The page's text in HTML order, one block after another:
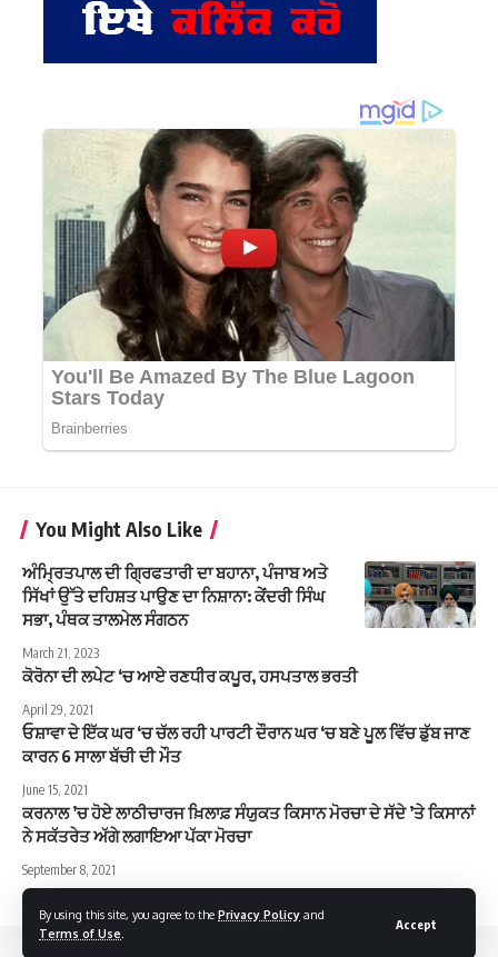
By using this site, you agree to the Privacy Policy and
Terms of Use
Accept
You Might Also Like
ਅੰਮ੍ਰਿਤਪਾਲ ਦੀ ਗ੍ਰਿਫਤਾਰੀ ਦਾ ਬਹਾਨਾ, ਪੰਜਾਬ ਅਤੇ
ਸਿੱਖਾਂ ਉੱਤੇ ਦਹਿਸ਼ਤ ਪਾਉਣ ਦਾ ਨਿਸ਼ਾਨਾ: ਕੇਂਦਰੀ ਸਿੰਘ
ਸਭਾ, ਪੰਥਕ ਤਾਲਮੇਲ ਸੰਗਠਨ
March 21, 2023
ਕੋਰੋਨਾ ਦੀ ਲਪੇਟ ‘ਚ ਆਏ ਰਣਧੀਰ ਕਪੂਰ, ਹਸਪਤਾਲ ਭਰਤੀ
April 29, 2021
ਓਸ਼ਾਵਾ ਦੇ ਇੱਕ ਘਰ ‘ਚ ਚੱਲ ਰਹੀ ਪਾਰਟੀ ਦੌਰਾਨ ਘਰ ‘ਚ ਬਣੇ ਪੂਲ ਵਿੱਚ ਡੁੱਬ ਜਾਣ
ਕਾਰਨ 6 ਸਾਲਾ ਬੱਚੀ ਦੀ ਮੌਤ
June 15, 2021
ਕਰਨਾਲ ’ਚ ਹੋਏ ਲਾਠੀਚਾਰਜ ਖ਼ਿਲਾਫ਼ ਸੰਯੁਕਤ ਕਿਸਾਨ ਮੋਰਚਾ ਦੇ ਸੱਦੇ ’ਤੇ ਕਿਸਾਨਾਂ
ਨੇ ਸਕੱਤਰੇਤ ਅੱਗੇ ਲਗਾਇਆ ਪੱਕਾ ਮੋਰਚਾ
September 8, 2021